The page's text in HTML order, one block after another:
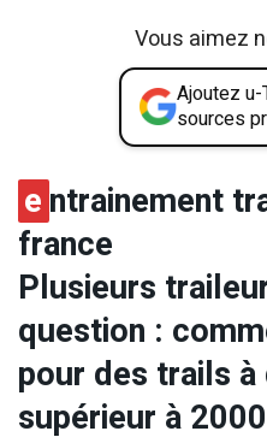
Vous aimez
Ajoutez
sources
e ntrainement
france
Plusieurs
question :
pour des trails à
supérieur à